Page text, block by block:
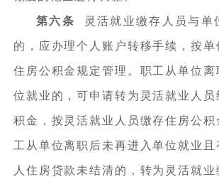
第六条 灵活就业缴存人员与单
的，应办理个人账户转移手续，按
住房公积金规定管理。职工从单位
位就业的，可申请转为灵活就业人员
积金，按灵活就业人员缴存住房公积
工从单位离职后未再进入单位就业且
人住房贷款未结清的，转为灵活就